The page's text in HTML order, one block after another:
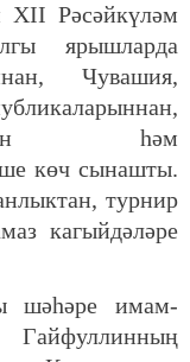
XII Рәсәйкүләм
ярышларда
Чувашия,
һәм
көч сынашты.
турнир
кагыйдәләре
шәһәре имам-